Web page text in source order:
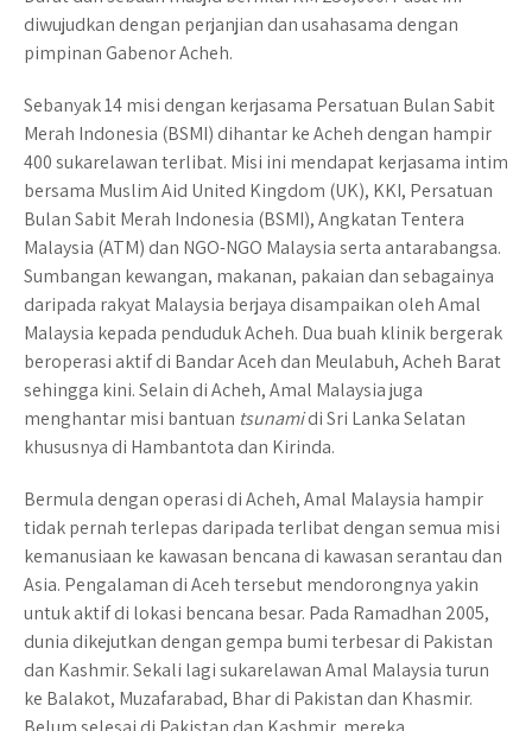
diwujudkan dengan perjanjian dan usahasama dengan
pimpinan Gabenor Acheh.
Sebanyak 14 misi dengan kerjasama Persatuan Bulan Sabit
Merah Indonesia (BSMI) dihantar ke Acheh dengan hampir
400 sukarelawan terlibat. Misi ini mendapat kerjasama intim
bersama Muslim Aid United Kingdom (UK), KKI, Persatuan
Bulan Sabit Merah Indonesia (BSMI), Angkatan Tentera
Malaysia (ATM) dan NGO-NGO Malaysia serta antarabangsa.
Sumbangan kewangan, makanan, pakaian dan sebagainya
daripada rakyat Malaysia berjaya disampaikan oleh Amal
Malaysia kepada penduduk Acheh. Dua buah klinik bergerak
beroperasi aktif di Bandar Aceh dan Meulabuh, Acheh Barat
sehingga kini. Selain di Acheh, Amal Malaysia juga
menghantar misi bantuan tsunamidi Sri Lanka Selatan
khususnya di Hambantota dan Kirinda.
Bermula dengan operasi di Acheh, Amal Malaysia hampir
tidak pernah terlepas daripada terlibat dengan semua misi
kemanusiaan ke kawasan bencana di kawasan serantau dan
Asia. Pengalaman di Aceh tersebut mendorongnya yakin
untuk aktif di lokasi bencana besar. Pada Ramadhan 2005,
dunia dikejutkan dengan gempa bumi terbesar di Pakistan
dan Kashmir. Sekali lagi sukarelawan Amal Malaysia turun
ke Balakot, Muzafarabad, Bhar di Pakistan dan Khasmir.